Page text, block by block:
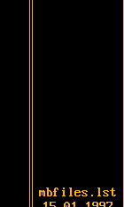
mbfiles.lst